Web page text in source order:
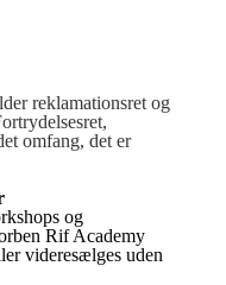
reklamationsret og
omfang, det er
og
Rif Academy
videresælges uden